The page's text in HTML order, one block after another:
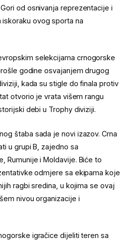
od osnivanja reprezentacije i
ovog sporta na
selekcijama crnogorske
godine osvajanjem drugog
kada su stigle do finala protiv
otvorio je vrata višem rangu
debi u Trophy diviziji.
štaba sada je novi izazov. Crna
u grupi B, zajedno sa
Rumunije i Moldavije. Biće to
odmjere sa ekipama koje
ragbi sredina, u kojima se ovaj
nivou organizacije i
igračice dijeliti teren sa